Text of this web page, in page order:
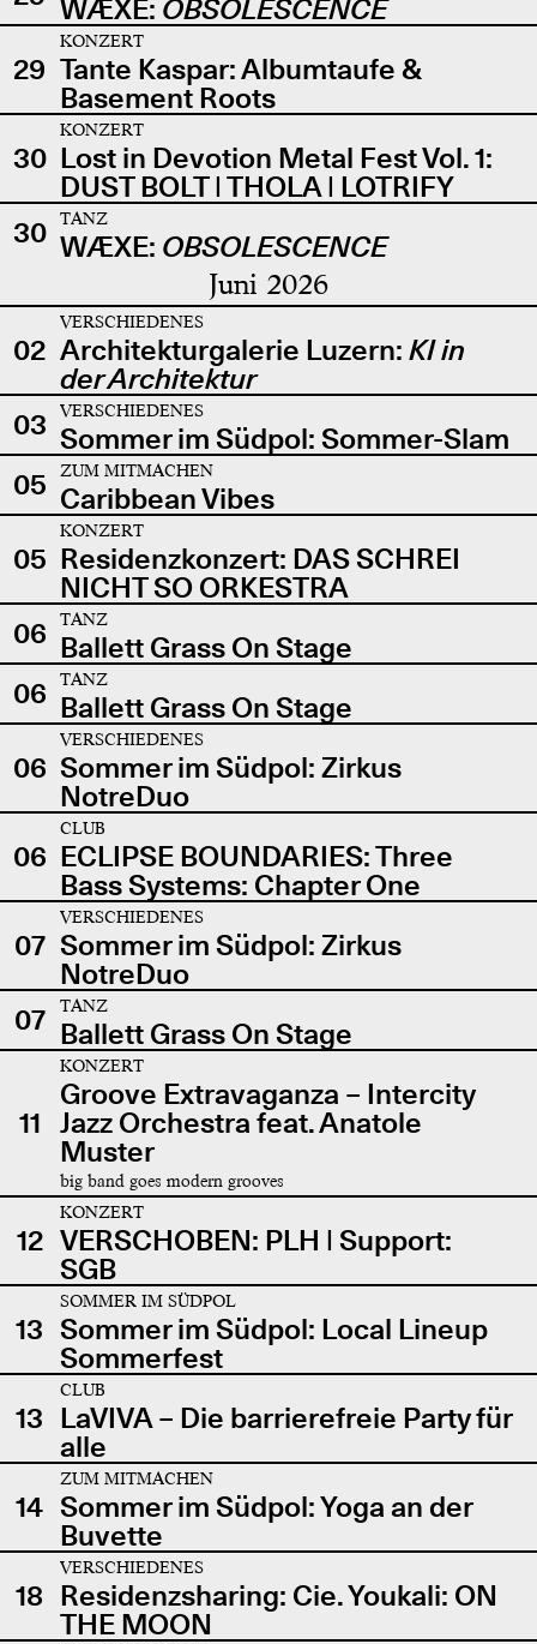
WÆXE: OBSOLESCENCE
29
KONZERT
Tante Kaspar: Albumtaufe &
Basement Roots
30
KONZERT
Lost in Devotion Metal Fest Vol. 1:
DUST BOLT | THOLA | LOTRIFY
30
TANZ
WÆXE: OBSOLESCENCE
Juni 2026
02
VERSCHIEDENES
Architekturgalerie Luzern: KI in
der Architektur
03
VERSCHIEDENES
Sommer im Südpol: Sommer-Slam
05
ZUM MITMACHEN
Caribbean Vibes
05
KONZERT
Residenzkonzert: DAS SCHREI
NICHT SO ORKESTRA
06
TANZ
Ballett Grass On Stage
06
TANZ
Ballett Grass On Stage
06
VERSCHIEDENES
Sommer im Südpol: Zirkus
NotreDuo
06
CLUB
ECLIPSE BOUNDARIES: Three
Bass Systems: Chapter One
07
VERSCHIEDENES
Sommer im Südpol: Zirkus
NotreDuo
07
TANZ
Ballett Grass On Stage
11
KONZERT
Groove Extravaganza – Intercity
Jazz Orchestra feat. Anatole
Muster
big band goes modern grooves
12
KONZERT
VERSCHOBEN: PLH | Support:
SGB
13
SOMMER IM SÜDPOL
Sommer im Südpol: Local Lineup
Sommerfest
13
CLUB
LaVIVA – Die barrierefreie Party für
alle
14
ZUM MITMACHEN
Sommer im Südpol: Yoga an der
Buvette
18
VERSCHIEDENES
Residenzsharing: Cie. Youkali: ON
THE MOON